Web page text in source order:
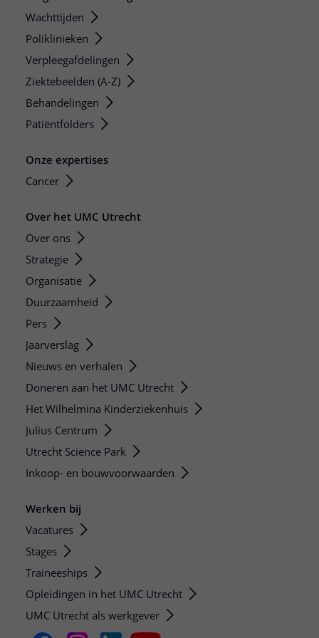
Wachttijden
Poliklinieken
Verpleegafdelingen
Ziektebeelden (A-Z)
Behandelingen
Patiëntfolders
Onze expertises
Cancer
Over het UMC Utrecht
Over ons
Strategie
Organisatie
Duurzaamheid
Pers
Jaarverslag
Nieuws en verhalen
Doneren aan het UMC Utrecht
Het Wilhelmina Kinderziekenhuis
Julius Centrum
Utrecht Science Park
Inkoop- en bouwvoorwaarden
Werken bij
Vacatures
Stages
Traineeships
Opleidingen in het UMC Utrecht
UMC Utrecht als werkgever